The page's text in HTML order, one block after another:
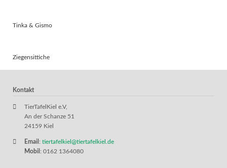
Tinka & Gismo
Ziegensittiche
Kontakt
TierTafelKiel e.V,
An der Schanze 51
24159 Kiel
Email : tiertafelkiel@tiertafelkiel.de
Mobil : 0162 1364080